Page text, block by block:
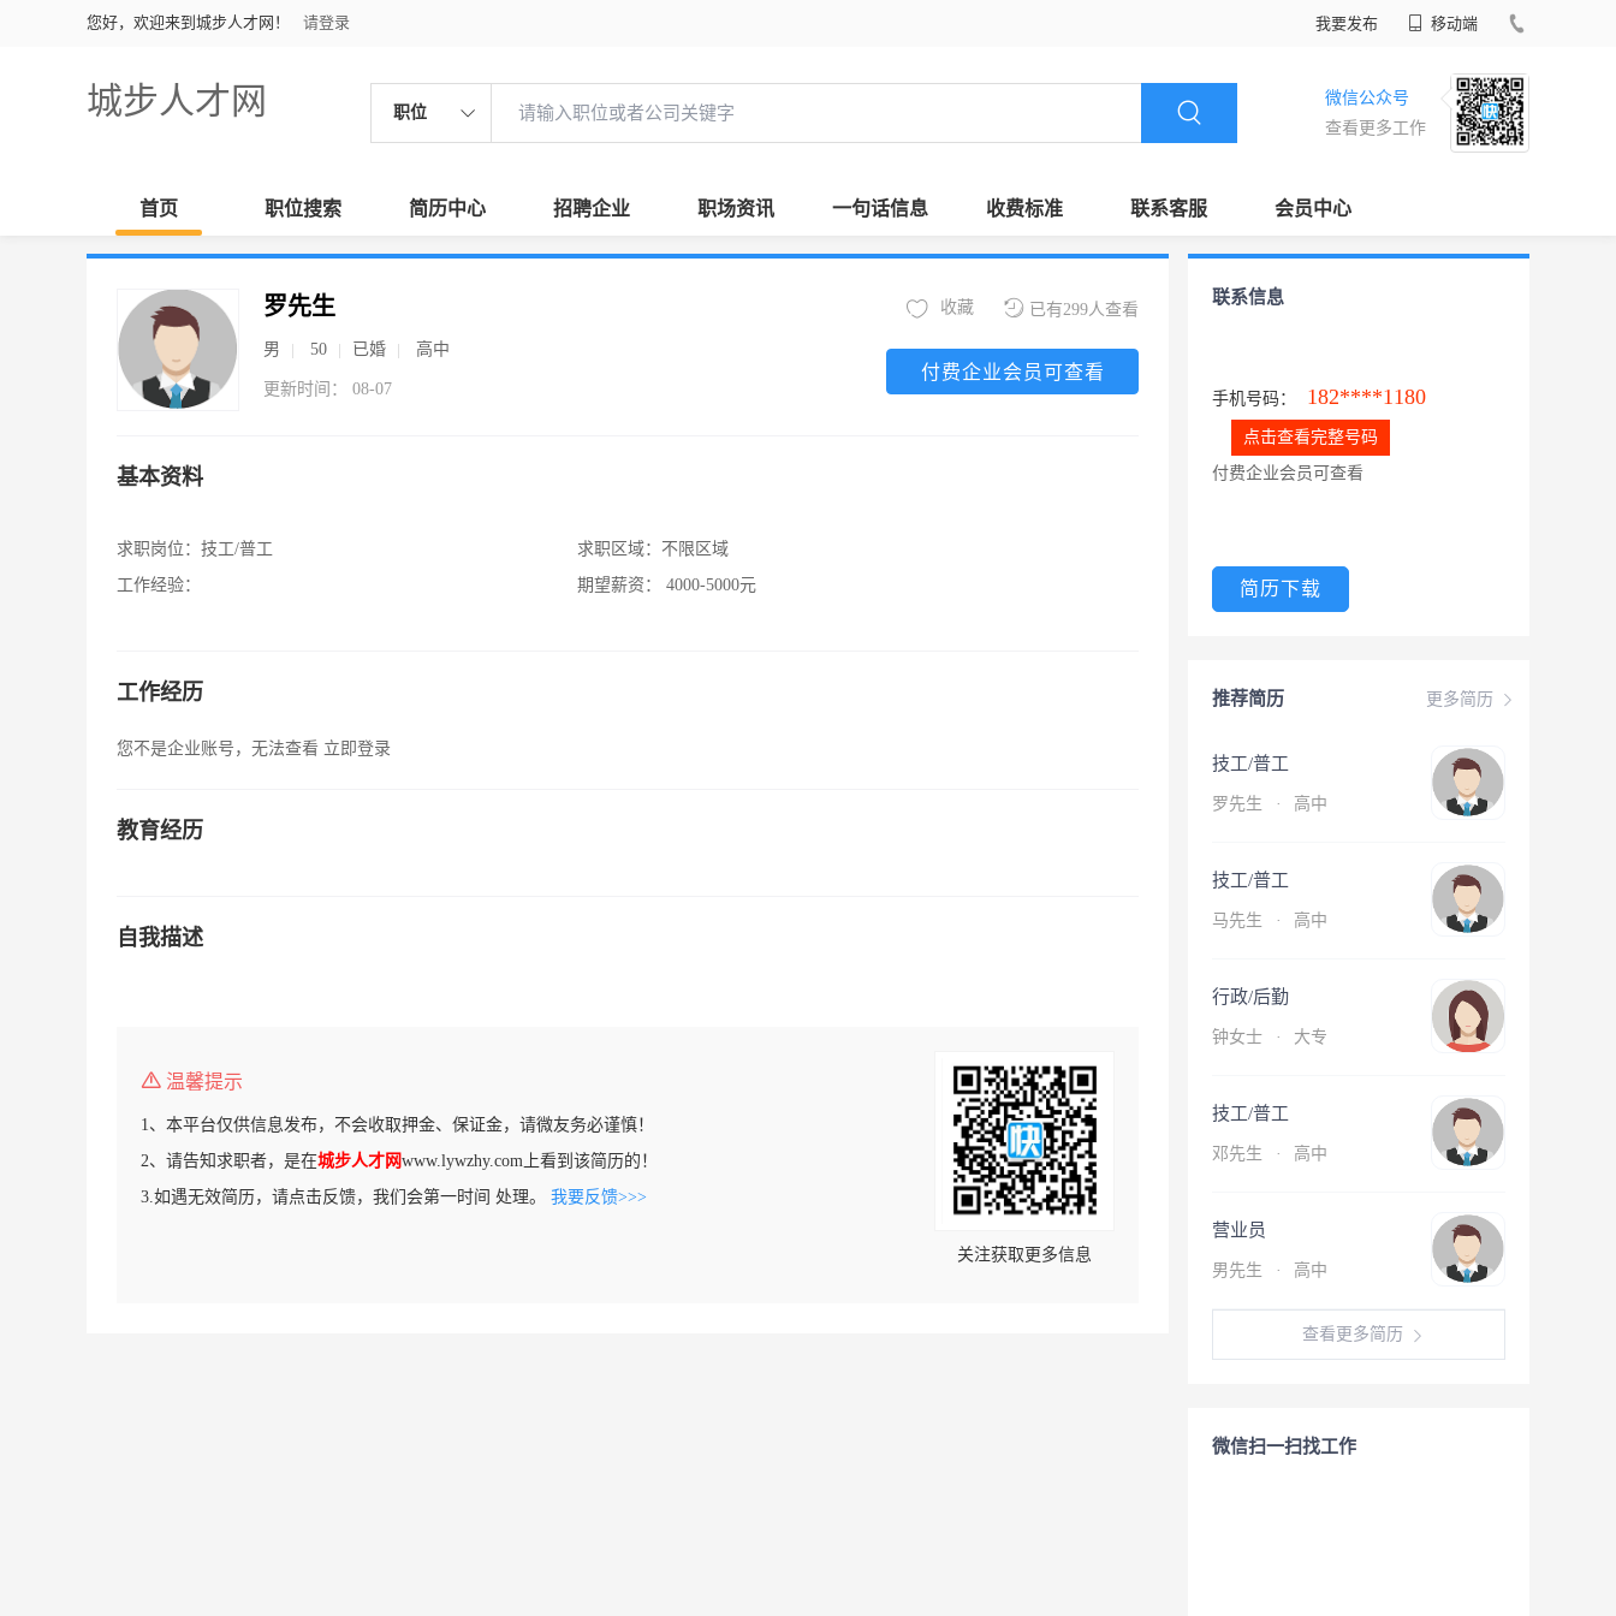
您好，欢迎来到城步人才网！ 请登录 我要发布 移动端
城步人才网 职位
微信公众号
查看更多工作
首页 职位搜索 简历中心 招聘企业 职场资讯 一句话信息 收费标准 联系客服 会员中心
罗先生
男 50 已婚 高中
更新时间： 08-07
已有299人查看
收藏
付费企业会员可查看
基本资料
求职岗位： 技工/普工
工作经验：
求职区域： 不限区域
期望薪资：
4000-5000元
工作经历
您不是企业账号，无法查看 立即登录
教育经历
自我描述
温馨提示
1、本平台仅供信息发布，不会收取押金、保证金，请微友务必谨慎！
2、请告知求职者，是在城步人才网www.lywzhy.com上看到该简历的！
3.如遇无效简历，请点击反馈，我们会第一时间 处理。 我要反馈>>>
关注获取更多信息
联系信息
手机号码： 182****1180
点击查看完整号码
付费企业会员可查看
简历下载
更多简历
推荐简历
技工/普工
罗先生 · 高中
技工/普工
马先生 · 高中
行政/后勤
钟女士 · 大专
技工/普工
邓先生 · 高中
营业员
男先生 · 高中
查看更多简历
微信扫一扫找工作